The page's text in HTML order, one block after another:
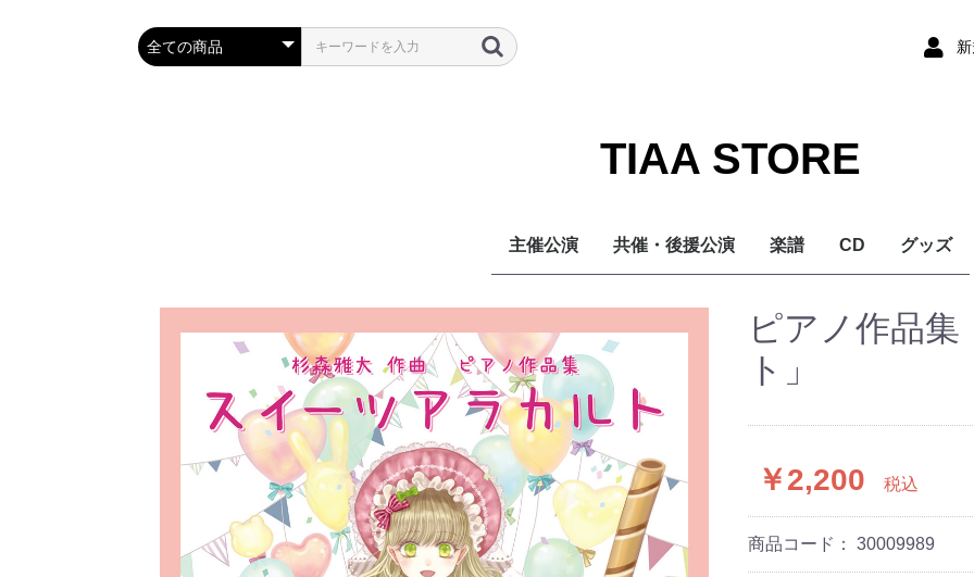
TIAA STORE
主催公演 共催・後援公演 楽譜 CD グッズ
ピアノ作品
ト」
￥2,200 税込
商品コード： 30009989